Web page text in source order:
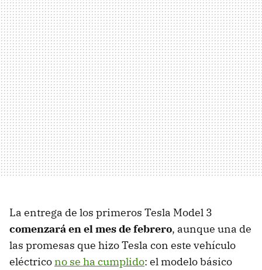
La entrega de los primeros Tesla Model 3
comenzará en el mes de febrero, aunque una de
las promesas que hizo Tesla con este vehículo
eléctricono se ha cumplido: el modelo básico